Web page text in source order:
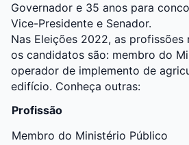
Governador e 35 anos para
Vice-Presidente e Senador.
Nas Eleições 2022, as profissões
os candidatos são: membro do
operador de implemento de
edifício. Conheça outras:
Profissão
Membro do Ministério Público